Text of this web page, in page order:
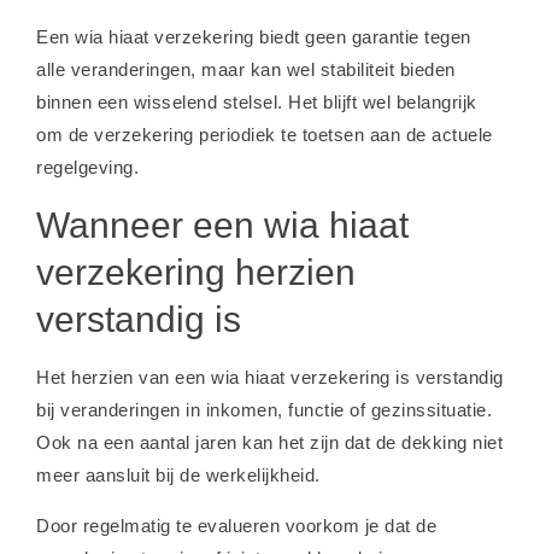
Een wia hiaat verzekering biedt geen garantie tegen
alle veranderingen, maar kan wel stabiliteit bieden
binnen een wisselend stelsel. Het blijft wel belangrijk
om de verzekering periodiek te toetsen aan de actuele
regelgeving.
Wanneer een wia hiaat
verzekering herzien
verstandig is
Het herzien van een wia hiaat verzekering is verstandig
bij veranderingen in inkomen, functie of gezinssituatie.
Ook na een aantal jaren kan het zijn dat de dekking niet
meer aansluit bij de werkelijkheid.
Door regelmatig te evalueren voorkom je dat de